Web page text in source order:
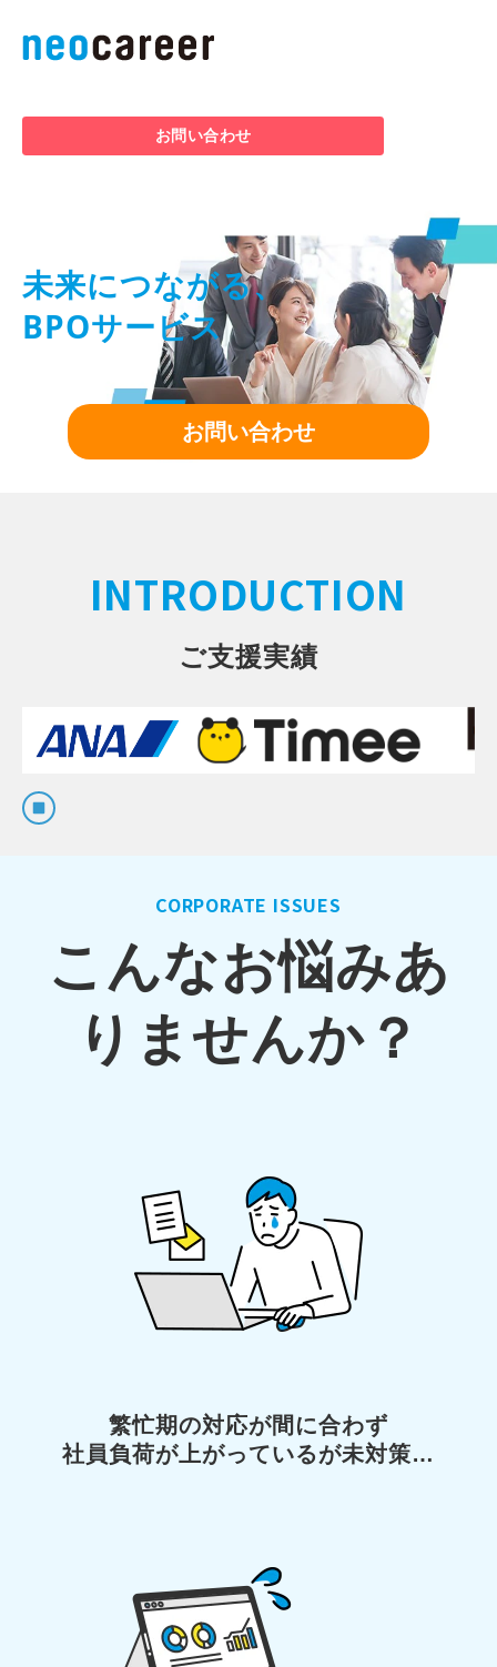
お問い合わせ
未来につながる、
BPOサービス
お問い合わせ
INTRODUCTION
ご支援実績
CORPORATE ISSUES
こんなお悩みあ
りませんか？
繁忙期の対応が間に合わず
社員負荷が上がっているが未対策…